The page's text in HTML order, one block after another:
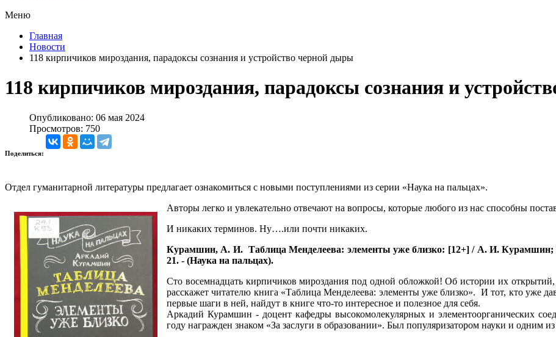
Меню
Главная
Новости
118 кирпичиков мироздания, парадоксы сознания и устройство черной дыры
118 кирпичиков мироздания, парадоксы сознания и
Опубликовано: 06 мая 2024
Просмотров: 750
Поделиться:
Отдел гуманитарной литературы предлагает ознакомиться с новыми поступлениями из серии «Наука на пальцах».
Авторы легко и увлекательно отвечают на вопросы, которые любого из нас способны
И никаких терминов. Ну….или почти никаких.
Курамшин, А. И. Таблица Менделеева: элементы уже близко: [12+] / А. И.
21. - (Наука на пальцах).
Сто восемнадцать кирпичиков мироздания под одной обложкой! Об истории их
расскажет читателю книга «Таблица Менделеева: элементы уже близко». И тот, кто уже
первые шаги в ней, найдут в книге что-то интересное и полезное для себя.
Аркадий Курамшин - доцент кафедры высокомолекулярных и элементоорганических
году награжден знаком «За заслуги в образовании». Был популяризатором науки и